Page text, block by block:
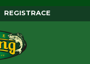
REGISTRACE